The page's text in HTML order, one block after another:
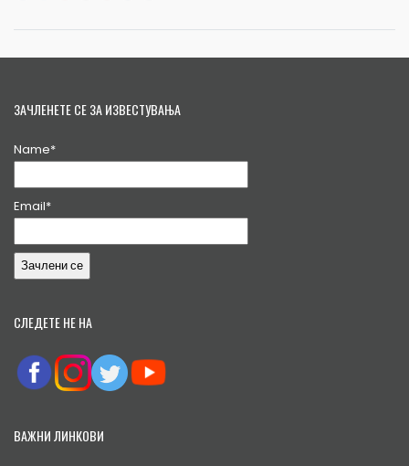
ЗАЧЛЕНЕТЕ СЕ ЗА ИЗВЕСТУВАЊА
Name*
Email*
СЛЕДЕТЕ НЕ НА
ВАЖНИ ЛИНКОВИ